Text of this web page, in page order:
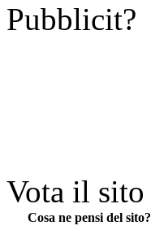
Pubblicit?
Vota il sito
Cosa ne pensi del sito?